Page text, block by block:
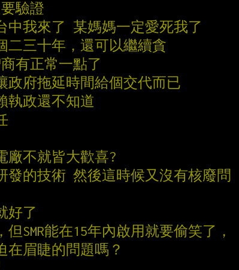
驗證
中我來了 某媽媽一定愛死我了
二三十年，還可以繼續貪
有正常一點了
政府拖延時間給個交代而已
執政還不知道
廠不就皆大歡喜?
發的技術 然後這時候又沒有核廢問
好了
SMR能在15年內啟用就要偷笑了，
眉睫的問題嗎？